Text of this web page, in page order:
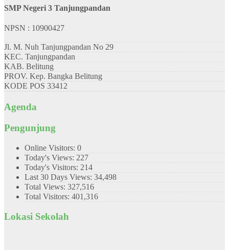
SMP Negeri 3 Tanjungpandan
NPSN : 10900427
Jl. M. Nuh Tanjungpandan No 29
KEC. Tanjungpandan
KAB. Belitung
PROV. Kep. Bangka Belitung
KODE POS 33412
Agenda
Pengunjung
Online Visitors: 0
Today's Views: 227
Today's Visitors: 214
Last 30 Days Views: 34,498
Total Views: 327,516
Total Visitors: 401,316
Lokasi Sekolah